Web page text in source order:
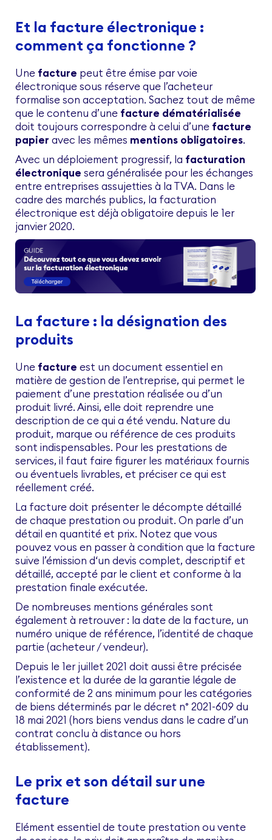
Et la facture électronique :
comment ça fonctionne ?
Une facture peut être émise par voie
électronique sous réserve que l’acheteur
formalise son acceptation. Sachez tout de même
que le contenu d’une facture dématérialisée
doit toujours correspondre à celui d’une facture
papier avec les mêmes mentions obligatoires.
Avec un déploiement progressif, la facturation
électronique sera généralisée pour les échanges
entre entreprises assujetties à la TVA. Dans le
cadre des marchés publics, la facturation
électronique est déjà obligatoire depuis le 1er
janvier 2020.
La facture : la désignation des
produits
Une facture est un document essentiel en
matière de gestion de l’entreprise, qui permet le
paiement d’une prestation réalisée ou d’un
produit livré. Ainsi, elle doit reprendre une
description de ce qui a été vendu. Nature du
produit, marque ou référence de ces produits
sont indispensables. Pour les prestations de
services, il faut faire figurer les matériaux fournis
ou éventuels livrables, et préciser ce qui est
réellement créé.
La facture doit présenter le décompte détaillé
de chaque prestation ou produit. On parle d’un
détail en quantité et prix. Notez que vous
pouvez vous en passer à condition que la facture
suive l’émission d‘un devis complet, descriptif et
détaillé, accepté par le client et conforme à la
prestation finale exécutée.
De nombreuses mentions générales sont
également à retrouver : la date de la facture, un
numéro unique de référence, l’identité de chaque
partie (acheteur / vendeur).
Depuis le 1er juillet 2021 doit aussi être précisée
l’existence et la durée de la garantie légale de
conformité de 2 ans minimum pour les catégories
de biens déterminés par le décret n° 2021-609 du
18 mai 2021 (hors biens vendus dans le cadre d’un
contrat conclu à distance ou hors
établissement).
Le prix et son détail sur une
facture
Elément essentiel de toute prestation ou vente